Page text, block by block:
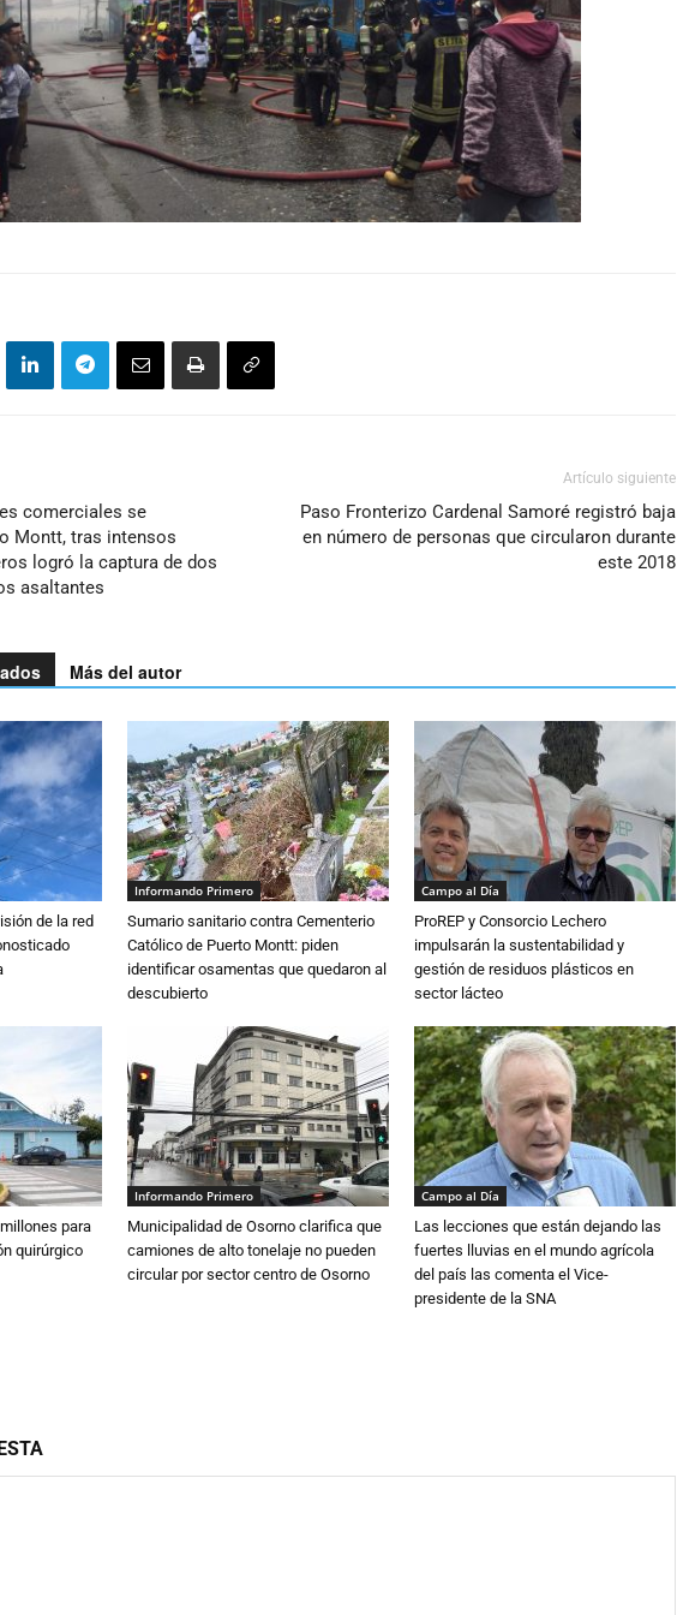
comerciales se
Montt, tras intensos
logró la captura de dos
asaltantes
Artículo siguiente
Paso Fronterizo Cardenal Samoré registró baja
en número de personas que circularon durante
este 2018
Más del autor
de la red
Informando Primero
Sumario sanitario contra Cementerio
Católico de Puerto Montt: piden
identificar osamentas que quedaron al
descubierto
Campo al Día
ProREP y Consorcio Lechero
impulsarán la sustentabilidad y
gestión de residuos plásticos en
sector lácteo
para
quirúrgico
Informando Primero
Municipalidad de Osorno clarifica que
camiones de alto tonelaje no pueden
circular por sector centro de Osorno
Campo al Día
Las lecciones que están dejando las
fuertes lluvias en el mundo agrícola
del país las comenta el Vice-
presidente de la SNA